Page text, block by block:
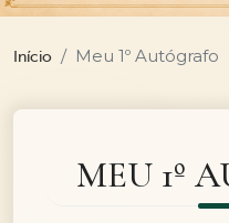
Início Meu 1º Autógrafo
MEU 1º